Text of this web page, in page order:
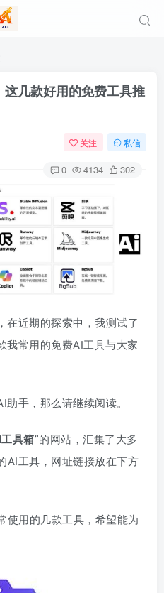
几款好用的免费工具推
关注 私信
0 4134 302
在近期的探索中，我测试了
我常用的免费AI工具与大家
手，那么请继续阅读。
具箱”的网站，汇集了大多
AI工具，网址链接放在下方
使用的几款工具，希望能为